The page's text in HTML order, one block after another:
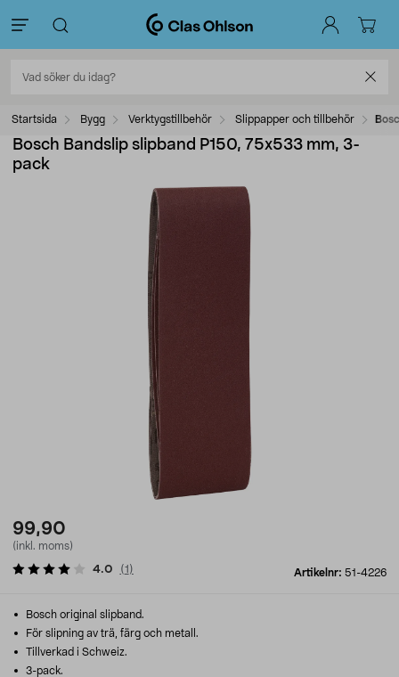
Startsida Bygg Verktygstillbehör Slippapper och tillbehör
Bosch Bandslip slipband P150, 75x533 mm, 3-
pack
99,90
(inkl. moms)
Artikelnr: 51-4226
4.0 (1 )
Bosch original slipband.
För slipning av trä, färg och metall.
Tillverkad i Schweiz.
3-pack.